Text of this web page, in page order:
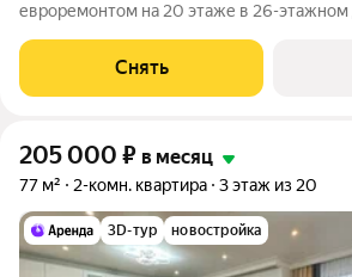
евроремонтом на 20 этаже в 26-этажном
Сушильная машина Холодильник Посудомоечная машина
Кондиционер Микроволновка Дом
Снять
205 000 ₽ в месяц
77 м² 2-комн. квартира 3 этаж из 20
3D-тур новостройка